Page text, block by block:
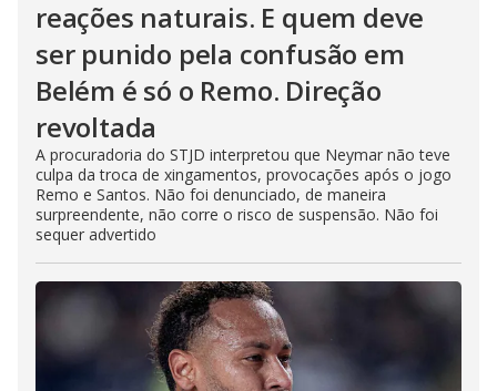
reações naturais. E quem deve
ser punido pela confusão em
Belém é só o Remo. Direção
revoltada
A procuradoria do STJD interpretou que Neymar não teve
culpa da troca de xingamentos, provocações após o jogo
Remo e Santos. Não foi denunciado, de maneira
surpreendente, não corre o risco de suspensão. Não foi
sequer advertido